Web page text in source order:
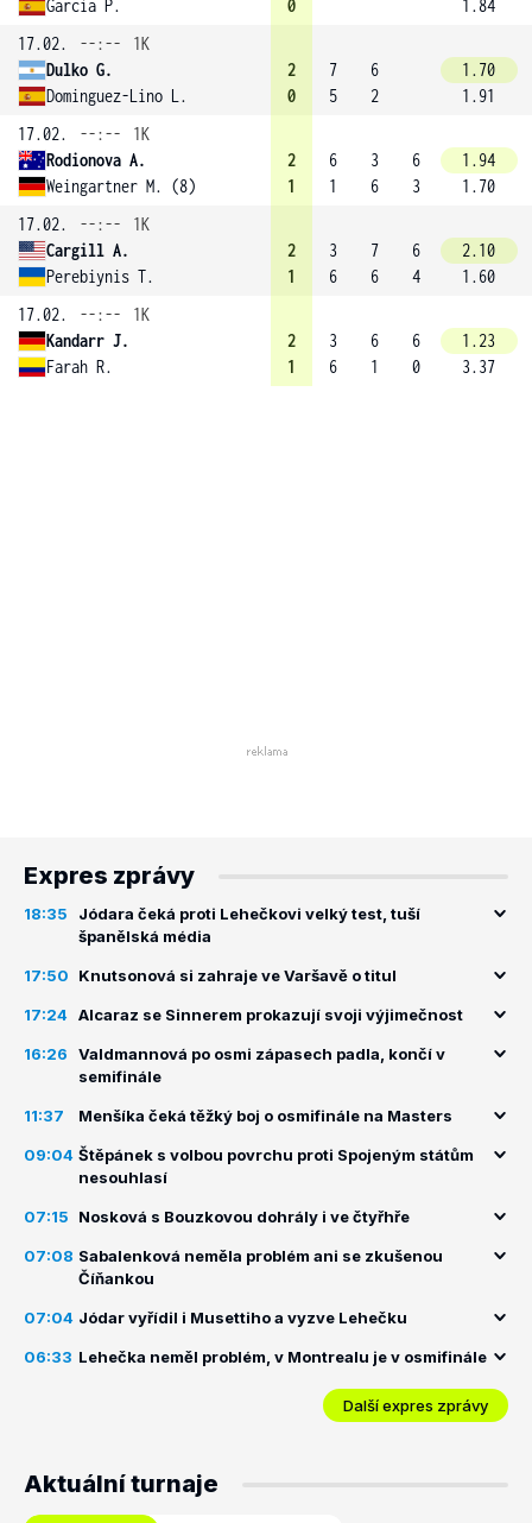
Garcia P. 0
1.84
17.02.
--:--
1K
Dulko G.
Dominguez-Lino L.
2
0
7
5
6
2
1.70
1.91
17.02.
--:--
1K
Rodionova A.
Weingartner M. (8)
2
1
6
1
3
6
6
3
1.94
1.70
17.02.
--:--
1K
Cargill A.
Perebiynis T.
2
1
3
6
7
6
6
4
2.10
1.60
17.02.
--:--
1K
Kandarr J.
Farah R.
2
1
3
6
6
1
6
0
1.23
3.37
Expres zprávy
18:35
Jódara čeká proti Lehečkovi velký test, tuší
španělská média
17:50 Knutsonová si zahraje ve Varšavě o titul
17:24 Alcaraz se Sinnerem prokazují svoji výjimečnost
16:26
Valdmannová po osmi zápasech padla, končí v
semifinále
11:37 Menšíka čeká těžký boj o osmifinále na Masters
09:04 Štěpánek s volbou povrchu proti Spojeným státům
nesouhlasí
07:15 Nosková s Bouzkovou dohrály i ve čtyřhře
07:08 Sabalenková neměla problém ani se zkušenou
Číňankou
07:04 Jódar vyřídil i Musettiho a vyzve Lehečku
06:33 Lehečka neměl problém, v Montrealu je v osmifinále
Další expres zprávy
Aktuální turnaje